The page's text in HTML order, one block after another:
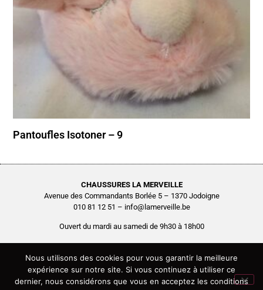
Pantoufles Isotoner – 9
CHAUSSURES LA MERVEILLE
Avenue des Commandants Borlée 5 – 1370 Jodoigne
010 81 12 51 – info@lamerveille.be
Ouvert du mardi au samedi de 9h30 à 18h00
BCE0416.261.048
Copyright © 2026 Chaussures La Merveille – Tous droits réservés
Site réalisé par
Nous utilisons des cookies pour vous garantir la meilleure
expérience sur notre site. Si vous continuez à utiliser ce
dernier, nous considérons que vous en acceptez les conditions